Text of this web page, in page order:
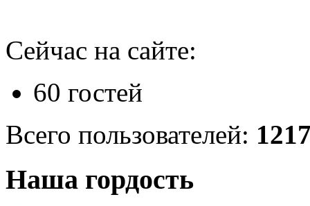
Сейчас на сайте:
60 гостей
Всего пользователей:
Наша гордость